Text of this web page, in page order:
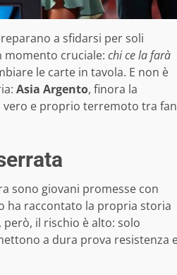
a sfidarsi per soli
momento cruciale: chi ce la farà
le carte in tavola. E non è
Asia Argento, finora la
vero e proprio terremoto tra fan
sono giovani promesse con
ha raccontato la propria storia
il rischio è alto: solo
a dura prova resistenza